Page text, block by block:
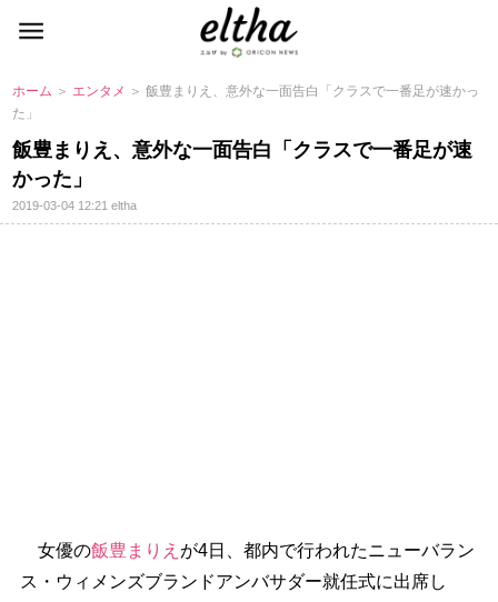
ホーム ＞ エンタメ ＞ 飯豊まりえ、意外な一面告白「クラスで一番足が速かっ
た」
飯豊まりえ、意外な一面告白「クラスで一番足が速
かった」
2019-03-04 12:21eltha
女優の飯豊まりえ が4日、都内で行われたニューバラン
ス・ウィメンズブランドアンバサダー就任式に出席し